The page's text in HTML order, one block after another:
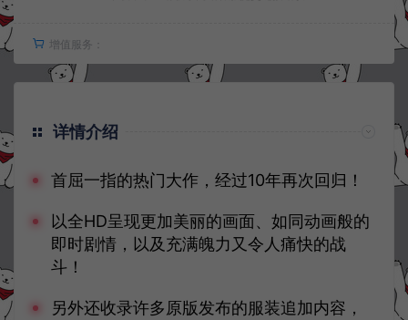
增值服务：
详情介绍
首屈一指的热门大作，经过10年再次回归！
以全HD呈现更加美丽的画面、如同动画般的
即时剧情，以及充满魄力又令人痛快的战
斗！
另外还收录许多原版发布的服装追加内容，